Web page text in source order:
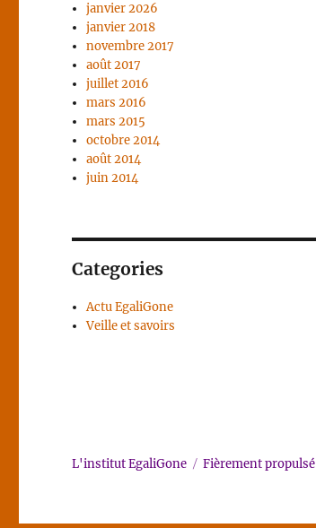
janvier 2026
janvier 2018
novembre 2017
août 2017
juillet 2016
mars 2016
mars 2015
octobre 2014
août 2014
juin 2014
Categories
Actu EgaliGone
Veille et savoirs
L'institut EgaliGone Fièrement